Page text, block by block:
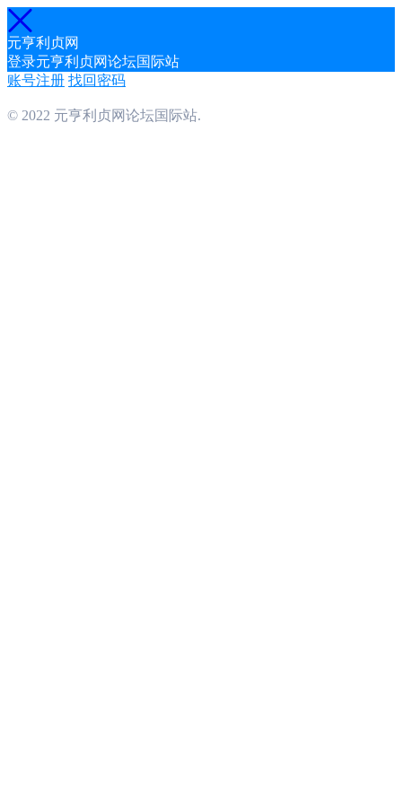
元亨利贞网
登录元亨利贞网论坛国际站
账号注册 找回密码
© 2022 元亨利贞网论坛国际站.